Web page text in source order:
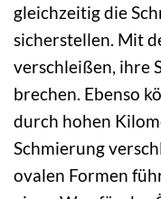
gleichzeitig die
sicherstellen. Mit
verschleißen, ihre
brechen. Ebenso
durch hohen
Schmierung
ovalen Formen